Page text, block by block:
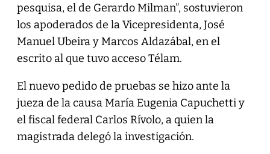
pesquisa, el de Gerardo Milman”, sostuvieron
los apoderados de la Vicepresidenta, José
Manuel Ubeira y Marcos Aldazábal, en el
escrito al que tuvo acceso Télam.
El nuevo pedido de pruebas se hizo ante la
jueza de la causa María Eugenia Capuchetti y
el fiscal federal Carlos Rívolo, a quien la
magistrada delegó la investigación.